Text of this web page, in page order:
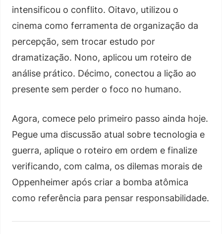
intensificou o conflito. Oitavo, utilizou o
cinema como ferramenta de organização da
percepção, sem trocar estudo por
dramatização. Nono, aplicou um roteiro de
análise prático. Décimo, conectou a lição ao
presente sem perder o foco no humano.
Agora, comece pelo primeiro passo ainda hoje.
Pegue uma discussão atual sobre tecnologia e
guerra, aplique o roteiro em ordem e finalize
verificando, com calma, os dilemas morais de
Oppenheimer após criar a bomba atômica
como referência para pensar responsabilidade.